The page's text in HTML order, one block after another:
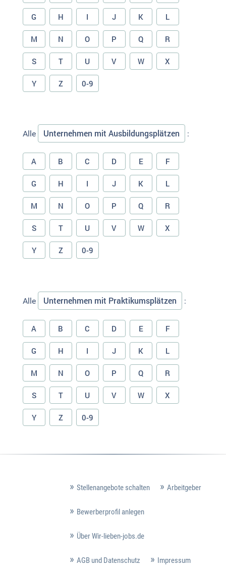
G H I J K L
M N O P Q R
S T U V W X
Y Z 0-9
Alle Unternehmen mit Ausbildungsplätzen :
A B C D E F
G H I J K L
M N O P Q R
S T U V W X
Y Z 0-9
Alle Unternehmen mit Praktikumsplätzen :
A B C D E F
G H I J K L
M N O P Q R
S T U V W X
Y Z 0-9
Stellenangebote schalten Arbeitgeber
Bewerberprofil anlegen
Über Wir-lieben-jobs.de
AGB und Datenschutz Impressum